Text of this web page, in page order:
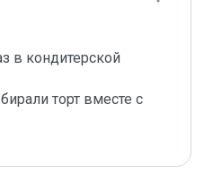
в кондитерской
торт вместе с